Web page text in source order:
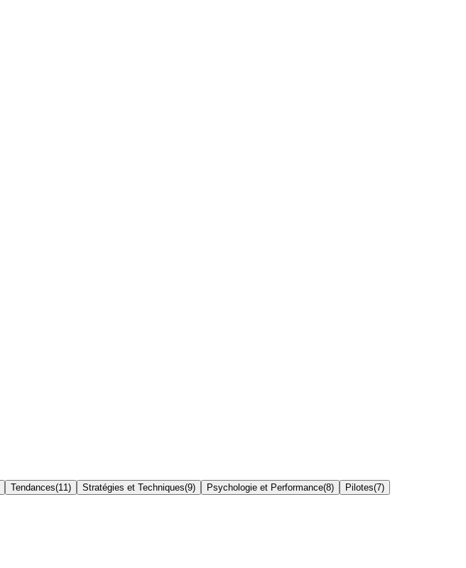
Tendances(11 ) Stratégies et Techniques(9) Psychologie et Performance(8) Pilotes(7)